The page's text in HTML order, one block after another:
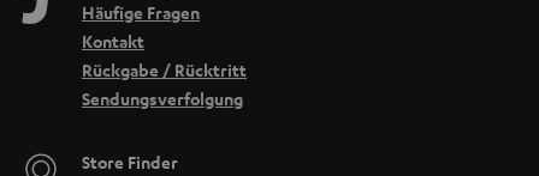
Häufige Fragen
Kontakt
Rückgabe / Rücktritt
Sendungsverfolgung
Store Finder